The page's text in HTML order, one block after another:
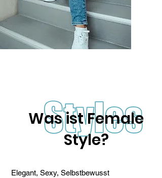
Was ist Female
Style?
Elegant, Sexy, Selbstbewusst